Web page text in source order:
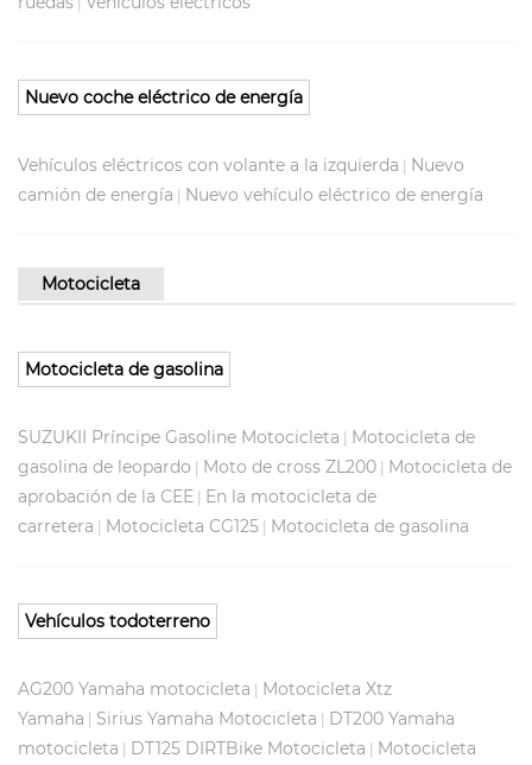
Nuevo coche eléctrico de energía
Vehículos eléctricos con volante a la izquierda
Nuevo
camión de energía
Nuevo vehículo eléctrico de energía
Motocicleta
Motocicleta de gasolina
SUZUKII Príncipe Gasoline Motocicleta
Motocicleta de
gasolina de leopardo
Moto de cross ZL200
Motocicleta de
aprobación de la CEE
En la motocicleta de
carretera
Motocicleta CG125 Motocicleta de gasolina
Vehículos todoterreno
AG200 Yamaha motocicleta
Motocicleta Xtz
Yamaha
Sirius Yamaha Motocicleta
DT200 Yamaha
motocicleta
DT125 DIRTBike Motocicleta
Motocicleta